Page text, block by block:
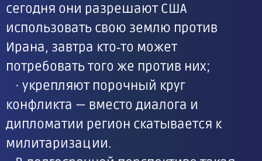
сегодня они разрешают США
использовать свою землю против
Ирана, завтра кто‑то может
потребовать того же против них;
· укрепляют порочный круг
конфликта — вместо диалога и
дипломатии регион скатывается к
милитаризации.